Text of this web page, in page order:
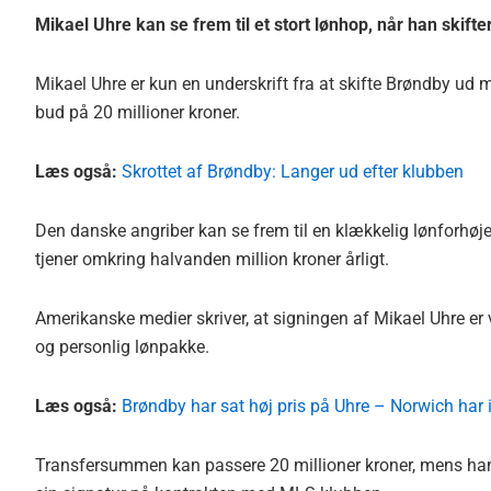
Mikael Uhre kan se frem til et stort lønhop, når han
Mikael Uhre er kun en underskrift fra at skifte Brøndby ud
bud på 20 millioner kroner.
Læs også: Skrottet af Brøndby: Langer ud efter klubben
Den danske angriber kan se frem til en klækkelig
tjener omkring halvanden million kroner årligt.
Amerikanske medier skriver, at signingen af Mikael Uhre
og personlig lønpakke.
Læs også: Brøndby har sat høj pris på Uhre – Norwich har
Transfersummen kan passere 20 millioner kroner, mens